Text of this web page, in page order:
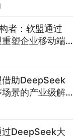
者：软盟通过
塑企业移动端
借助DeepSeek
景的产业级解
过DeepSeek大